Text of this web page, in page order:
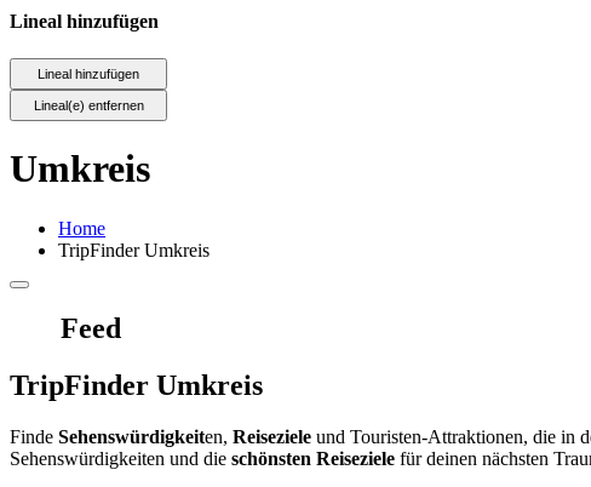
Lineal hinzufügen
Umkreis
Home
TripFinder Umkreis
Feed
TripFinder Umkreis
Finde Sehenswürdigkeiten, Reiseziele und Touristen-Attraktionen, die in
Sehenswürdigkeiten und die schönsten Reiseziele für deinen nächsten